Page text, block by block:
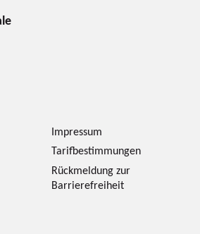
Impressum
Tarifbestimmungen
Rückmeldung zur
Barrierefreiheit